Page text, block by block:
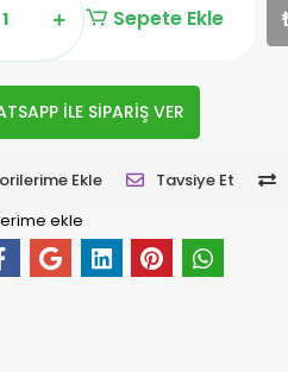
Sepete Ekle
İLE SİPARİŞ VER
Ekle Tavsiye Et
ekle